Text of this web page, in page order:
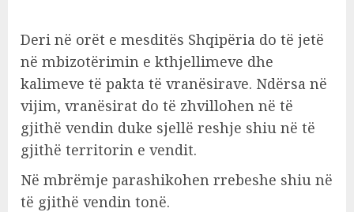
Deri në orët e mesditës Shqipëria do të jetë
në mbizotërimin e kthjellimeve dhe
kalimeve të pakta të vranësirave. Ndërsa në
vijim, vranësirat do të zhvillohen në të
gjithë vendin duke sjellë reshje shiu në të
gjithë territorin e vendit.
Në mbrëmje parashikohen rrebeshe shiu në
të gjithë vendin tonë.